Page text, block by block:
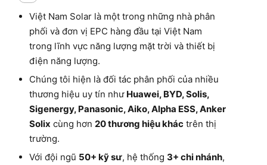
Việt Nam Solar là một trong những nhà phân
phối và đơn vị EPC hàng đầu tại Việt Nam
trong lĩnh vực năng lượng mặt trời và thiết bị
điện năng lượng.
Chúng tôi hiện là đối tác phân phối của nhiều
thương hiệu uy tín như Huawei, BYD, Solis,
Sigenergy, Panasonic, Aiko, Alpha ESS, Anker
Solix cùng hơn 20 thương hiệu khác trên thị
trường.
Với đội ngũ 50+ kỹ sư, hệ thống 3+ chi nhánh,